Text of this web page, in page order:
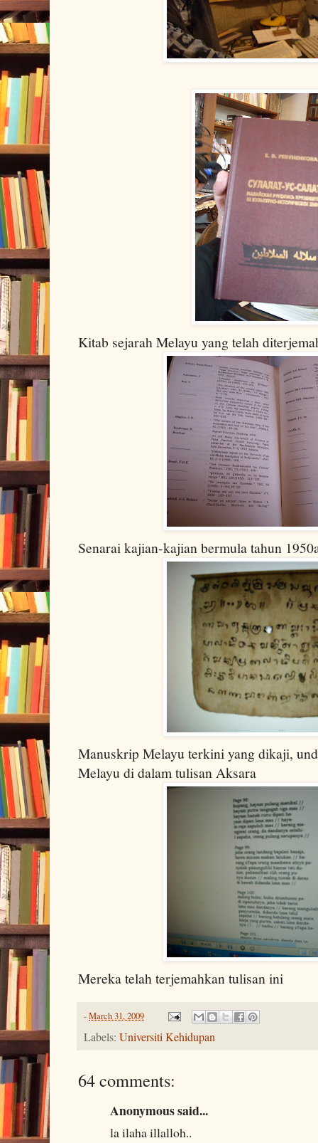
Kitab sejarah Melayu yang telah
Senarai kajian-kajian bermula tahun
Manuskrip Melayu terkini yang dikaji,
Melayu di dalam tulisan Aksara
Mereka telah terjemahkan tulisan ini
-March 31, 2009
Labels: Universiti Kehidupan
64 comments:
Anonymous said...
la ilaha illalloh..